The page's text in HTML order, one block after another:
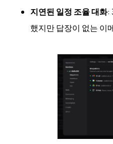
지연된 일정 조율 대화:
했지만 답장이 없는 이